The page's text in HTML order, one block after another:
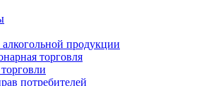
продукции
торговля
потребителей